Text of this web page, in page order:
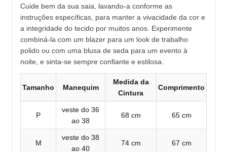
Cuide bem da sua saia, lavando-a conforme as
instruções específicas, para manter a vivacidade da cor e
a integridade do tecido por muitos anos. Experimente
combiná-la com um blazer para um look de trabalho
polido ou com uma blusa de seda para um evento à
noite, e sinta-se sempre confiante e estilosa.
Tamanho Manequim
Medida da
Cintura
Comprimento
P
veste do 36
ao 38
68 cm 65 cm
M
veste do 38
ao 40
74 cm 67 cm